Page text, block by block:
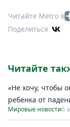
Читайте Metro в
Поделиться
Читайте
«Не хочу, чтобы
ребенка от
Мировые новости6